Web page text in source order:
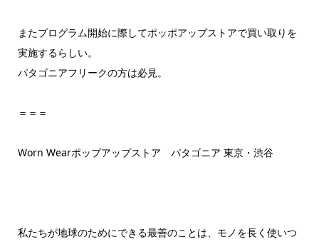
またプログラム開始に際してポッポアップストアで買い取りを
実施するらしい。
パタゴニアフリークの方は必見。
＝＝＝
Worn Wearポップアップストア パタゴニア 東京・渋谷
私たちが地球のためにできる最善のことは、モノを長く使いつ